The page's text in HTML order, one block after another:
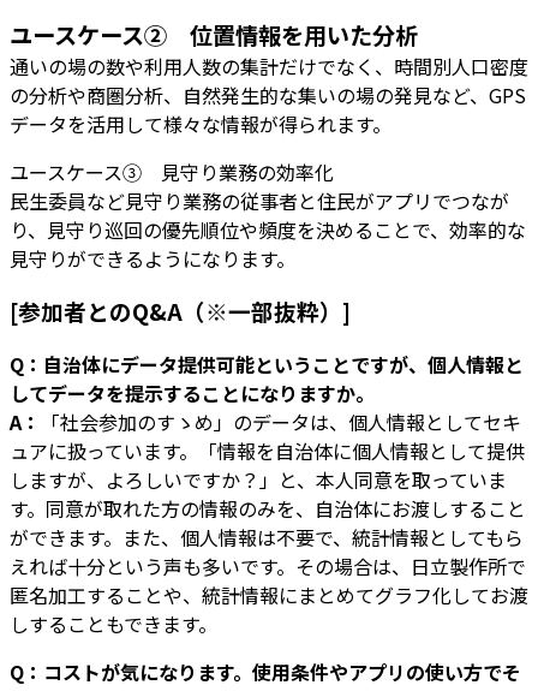
ユースケース② 位置情報を用いた分析
通いの場の数や利用人数の集計だけでなく、時間別人口密度
の分析や商圏分析、自然発生的な集いの場の発見など、GPS
データを活用して様々な情報が得られます。
ユースケース③ 見守り業務の効率化
民生委員など見守り業務の従事者と住民がアプリでつなが
り、見守り巡回の優先順位や頻度を決めることで、効率的な
見守りができるようになります。
[参加者とのQ&A（※一部抜粋）]
Q：自治体にデータ提供可能ということですが、個人情報と
してデータを提示することになりますか。
A：
「社会参加のすゝめ」のデータは、個人情報としてセキ
ュアに扱っています。「情報を自治体に個人情報として提供
しますが、よろしいですか？」と、本人同意を取っていま
す。同意が取れた方の情報のみを、自治体にお渡しすること
ができます。また、個人情報は不要で、統計情報としてもら
えれば十分という声も多いです。その場合は、日立製作所で
匿名加工することや、統計情報にまとめてグラフ化してお渡
しすることもできます。
Q：コストが気になります。使用条件やアプリの使い方でそ